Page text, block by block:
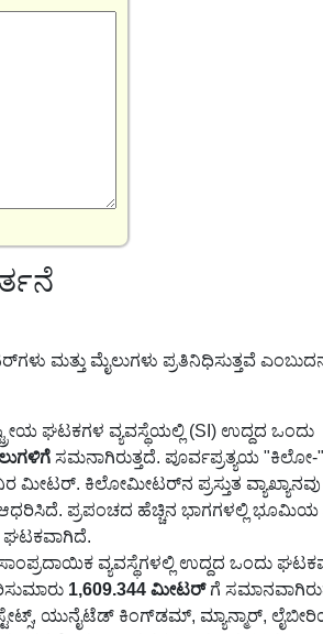
ಮತ್ತು ಮೈಲುಗಳು ಪ್ರತಿನಿಧಿಸುತ್ತವೆ
ಘಟಕಗಳ ವ್ಯವಸ್ಥೆಯಲ್ಲಿ (SI) ಉದ್ದದ ಒಂದು
ಸಮನಾಗಿರುತ್ತದೆ. ಪೂರ್ವಪ್ರತ್ಯಯ "ಕಿಲೋ-
ಮೀಟರ್. ಕಿಲೋಮೀಟರ್‌ನ ಪ್ರಸ್ತುತ ವ್ಯಾಖ್ಯಾನವು
ಆಧರಿಸಿದೆ. ಪ್ರಪಂಚದ ಹೆಚ್ಚಿನ ಭಾಗಗಳಲ್ಲಿ
ಘಟಕವಾಗಿದೆ.
ವ್ಯವಸ್ಥೆಗಳಲ್ಲಿ ಉದ್ದದ ಒಂದು
1,609.344 ಮೀಟರ್ಗೆ
ಯುನೈಟೆಡ್ ಕಿಂಗ್‌ಡಮ್, ಮ್ಯಾನ್ಮಾರ್,